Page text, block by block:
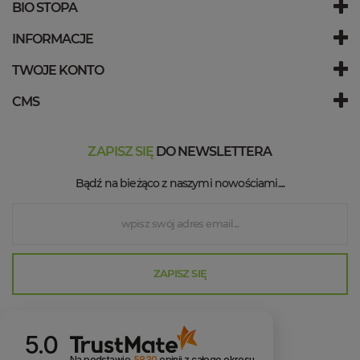
BIO STOPA
INFORMACJE
TWOJE KONTO
CMS
ZAPISZ SIĘDO NEWSLETTERA
Bądź na bieżąco z naszymi nowościami....
ZAPISZ SIĘ
5.0